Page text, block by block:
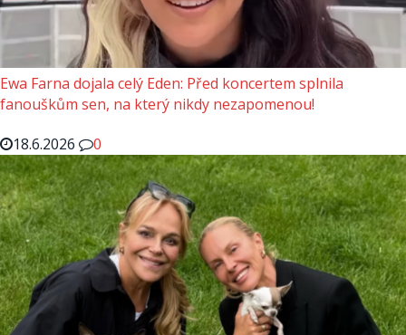
Ewa Farna dojala celý Eden: Před koncertem splnila
fanouškům sen, na který nikdy nezapomenou!
18.6.2026
0